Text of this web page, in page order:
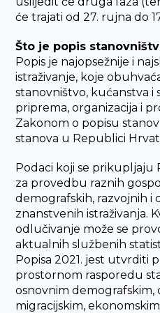
će trajati od 27. rujna do
Što je popis
Popis je najopsežnije i
istraživanje, koje
stanovništvo, kućanstva i
priprema, organizacija i
Zakonom o popisu
stanova u Republici
Podaci koji se prikupljaju
za provedbu raznih
demografskih, razvojnih i
znanstvenih istraživanja.
odlučivanje može se
aktualnih službenih
Popisa 2021. jest utvrditi
prostornom rasporedu
osnovnim demografskim,
migracijskim,